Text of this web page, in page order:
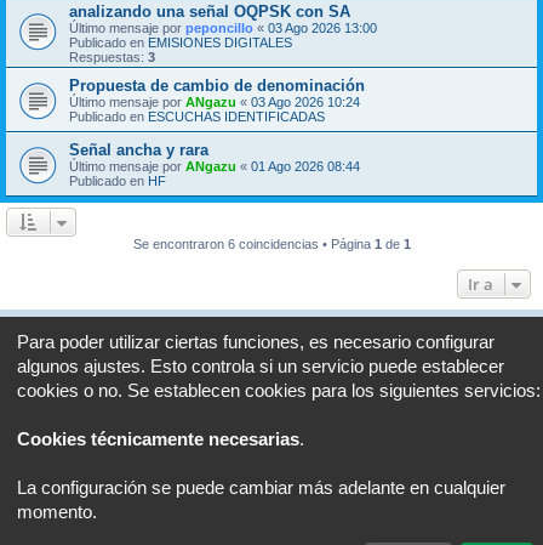
analizando una señal OQPSK con SA
Último mensaje por peponcillo « 03 Ago 2026 13:00
Publicado en EMISIONES DIGITALES
Respuestas: 3
Propuesta de cambio de denominación
Último mensaje por ANgazu « 03 Ago 2026 10:24
Publicado en ESCUCHAS IDENTIFICADAS
Señal ancha y rara
Último mensaje por ANgazu « 01 Ago 2026 08:44
Publicado en HF
Se encontraron 6 coincidencias • Página 1 de 1
Ir a
Desarrollado porphpBB® Forum Software © phpBB Limited
Traducción al español porphpBB España
Para poder utilizar ciertas funciones, es necesario configurar
algunos ajustes. Esto controla si un servicio puede establecer
cookies o no. Se establecen cookies para los siguientes servicios:
Cookies técnicamente necesarias.
La configuración se puede cambiar más adelante en cualquier
momento.